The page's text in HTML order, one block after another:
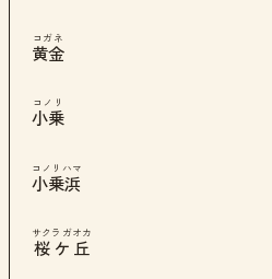
黄金
コガネ
小乗
コノリ
小乗浜
コノリハマ
桜ケ丘
サクラガオカ